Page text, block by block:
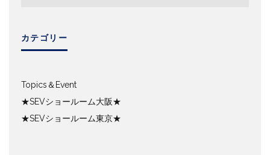
カテゴリー
Topics＆Event
★SEVショールーム大阪★
★SEVショールーム東京★